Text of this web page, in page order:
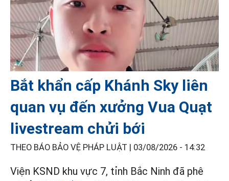
Bắt khẩn cấp Khánh Sky liên
quan vụ đến xưởng Vua Quạt
livestream chửi bới
THEO BÁO BẢO VỆ PHÁP LUẬT | 03/08/2026 - 14:32
Viện KSND khu vực 7, tỉnh Bắc Ninh đã phê